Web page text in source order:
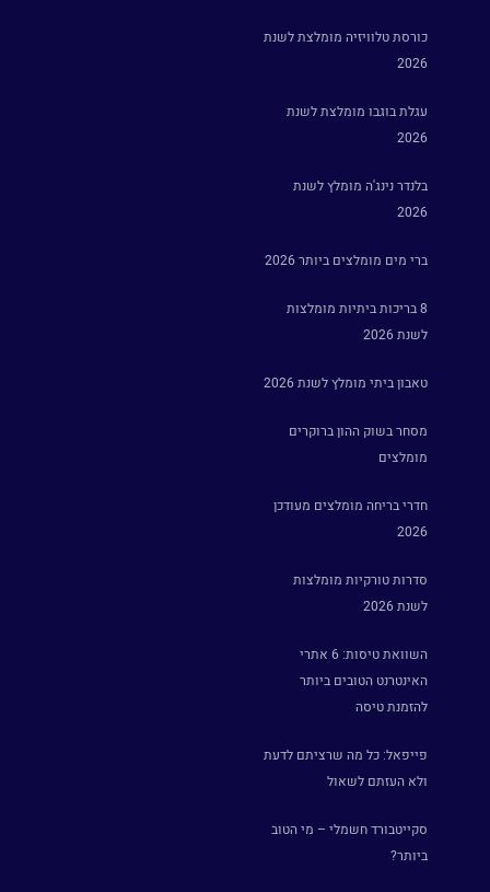
כורסת טלוויזיה מומלצת לשנת
2026
עגלת בוגבו מומלצת לשנת
2026
בלנדר נינג'ה מומלץ לשנת
2026
ברי מים מומלצים ביותר 2026
8 בריכות ביתיות מומלצות
לשנת 2026
טאבון ביתי מומלץ לשנת 2026
מסחר בשוק ההון ברוקרים
מומלצים
חדרי בריחה מומלצים מעודכן
2026
סדרות טורקיות מומלצות
לשנת 2026
השוואת טיסות: 6 אתרי
האינטרנט הטובים ביותר
להזמנת טיסה
פייפאל: כל מה שרציתם לדעת
ולא העזתם לשאול
סקייטבורד חשמלי – מי הטוב
ביותר?